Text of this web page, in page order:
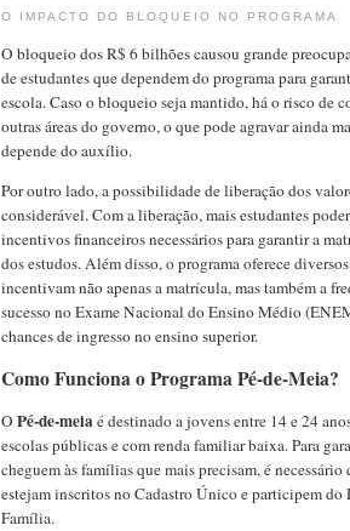
O IMPACTO DO BLOQUEIO NO PROGRAMA
O bloqueio dos R$ 6 bilhões causou grande
de estudantes que dependem do programa para
escola. Caso o bloqueio seja mantido, há o risco de
outras áreas do governo, o que pode agravar ainda
depende do auxílio.
Por outro lado, a possibilidade de liberação dos
considerável. Com a liberação, mais estudantes
incentivos financeiros necessários para garantir a
dos estudos. Além disso, o programa oferece
incentivam não apenas a matrícula, mas também a
sucesso no Exame Nacional do Ensino Médio
chances de ingresso no ensino superior.
Como Funciona o Programa Pé-de-Meia?
O Pé-de-meiaé destinado a jovens entre 14 e 24
escolas públicas e com renda familiar baixa. Para
cheguem às famílias que mais precisam, é necessário
estejam inscritos no Cadastro Único e participem do
Família.